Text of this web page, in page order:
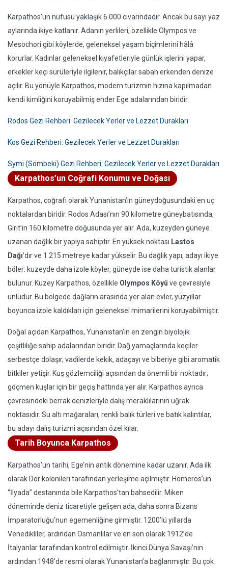
Karpathos’un nüfusu yaklaşık 6.000 civarındadır. Ancak bu sayı yaz
aylarında ikiye katlanır. Adanın yerlileri, özellikle Olympos ve
Mesochori gibi köylerde, geleneksel yaşam biçimlerini hâlâ
korurlar. Kadınlar geleneksel kıyafetleriyle günlük işlerini yapar,
erkekler keçi sürüleriyle ilgilenir, balıkçılar sabah erkenden denize
açılır. Bu yönüyle Karpathos, modern turizmin hızına kapılmadan
kendi kimliğini koruyabilmiş ender Ege adalarından biridir.
Rodos Gezi Rehberi: Gezilecek Yerler ve Lezzet Durakları
Kos Gezi Rehberi: Gezilecek Yerler ve Lezzet Durakları
Symi (Sömbeki) Gezi Rehberi: Gezilecek Yerler ve Lezzet Durakları
Karpathos’un Coğrafi Konumu ve Doğası
Karpathos, coğrafi olarak Yunanistan’ın güneydoğusundaki en uç
noktalardan biridir. Rodos Adası’nın 90 kilometre güneybatısında,
Girit’in 160 kilometre doğusunda yer alır. Ada, kuzeyden güneye
uzanan dağlık bir yapıya sahiptir. En yüksek noktası Lastos
Dağı’dır ve 1.215 metreye kadar yükselir. Bu dağlık yapı, adayı ikiye
böler: kuzeyde daha izole köyler, güneyde ise daha turistik alanlar
bulunur. Kuzey Karpathos, özellikle Olympos Köyü ve çevresiyle
ünlüdür. Bu bölgede dağların arasında yer alan evler, yüzyıllar
boyunca izole kaldıkları için geleneksel mimarilerini koruyabilmiştir.
Doğal açıdan Karpathos, Yunanistan’ın en zengin biyolojik
çeşitliliğe sahip adalarından biridir. Dağ yamaçlarında keçiler
serbestçe dolaşır, vadilerde kekik, adaçayı ve biberiye gibi aromatik
bitkiler yetişir. Kuş gözlemciliği açısından da önemli bir noktadır;
göçmen kuşlar için bir geçiş hattında yer alır. Karpathos ayrıca
çevresindeki berrak denizleriyle dalış meraklılarının uğrak
noktasıdır. Su altı mağaraları, renkli balık türleri ve batık kalıntılar,
bu adayı dalış turizmi açısından özel kılar.
Tarih Boyunca Karpathos
Karpathos’un tarihi, Ege’nin antik dönemine kadar uzanır. Ada ilk
olarak Dor kolonileri tarafından yerleşime açılmıştır. Homeros’un
“İlyada” destanında bile Karpathos’tan bahsedilir. Miken
döneminde deniz ticaretiyle gelişen ada, daha sonra Bizans
İmparatorluğu’nun egemenliğine girmiştir. 1200’lü yıllarda
Venedikliler, ardından Osmanlılar ve en son olarak 1912’de
İtalyanlar tarafından kontrol edilmiştir. İkinci Dünya Savaşı’nın
ardından 1948’de resmi olarak Yunanistan’a bağlanmıştır. Bu çok